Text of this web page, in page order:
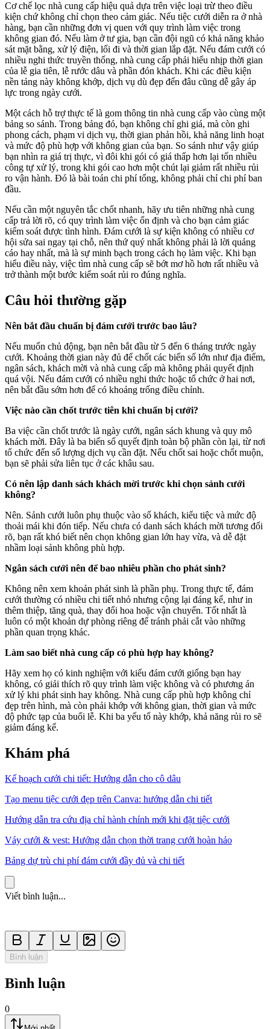
Cơ chế lọc nhà cung cấp hiệu quả dựa trên việc loại trừ theo điều
kiện chứ không chỉ chọn theo cảm giác. Nếu tiệc cưới diễn ra ở nhà
hàng, bạn cần những đơn vị quen với quy trình làm việc trong
không gian đó. Nếu làm ở tư gia, bạn cần đội ngũ có khả năng khảo
sát mặt bằng, xử lý điện, lối đi và thời gian lắp đặt. Nếu đám cưới có
nhiều nghi thức truyền thống, nhà cung cấp phải hiểu nhịp thời gian
của lễ gia tiên, lễ rước dâu và phần đón khách. Khi các điều kiện
nền tảng này không khớp, dịch vụ dù đẹp đến đâu cũng dễ gây áp
lực trong ngày cưới.
Một cách hỗ trợ thực tế là gom thông tin nhà cung cấp vào cùng một
bảng so sánh. Trong bảng đó, bạn không chỉ ghi giá, mà còn ghi
phong cách, phạm vi dịch vụ, thời gian phản hồi, khả năng linh hoạt
và mức độ phù hợp với không gian của bạn. So sánh như vậy giúp
bạn nhìn ra giá trị thực, vì đôi khi gói có giá thấp hơn lại tốn nhiều
công tự xử lý, trong khi gói cao hơn một chút lại giảm rất nhiều rủi
ro vận hành. Đó là bài toán chi phí tổng, không phải chỉ chi phí ban
đầu.
Nếu cần một nguyên tắc chốt nhanh, hãy ưu tiên những nhà cung
cấp trả lời rõ, có quy trình làm việc ổn định và cho bạn cảm giác
kiểm soát được tình hình. Đám cưới là sự kiện không có nhiều cơ
hội sửa sai ngay tại chỗ, nên thứ quý nhất không phải là lời quảng
cáo hay nhất, mà là sự minh bạch trong cách họ làm việc. Khi bạn
hiểu điều này, việc tìm nhà cung cấp sẽ bớt mơ hồ hơn rất nhiều và
trở thành một bước kiểm soát rủi ro đúng nghĩa.
Câu hỏi thường gặp
Nên bắt đầu chuẩn bị đám cưới trước bao lâu?
Nếu muốn chủ động, bạn nên bắt đầu từ 5 đến 6 tháng trước ngày
cưới. Khoảng thời gian này đủ để chốt các biến số lớn như địa điểm,
ngân sách, khách mời và nhà cung cấp mà không phải quyết định
quá vội. Nếu đám cưới có nhiều nghi thức hoặc tổ chức ở hai nơi,
nên bắt đầu sớm hơn để có khoảng trống điều chỉnh.
Việc nào cần chốt trước tiên khi chuẩn bị cưới?
Ba việc cần chốt trước là ngày cưới, ngân sách khung và quy mô
khách mời. Đây là ba biến số quyết định toàn bộ phần còn lại, từ nơi
tổ chức đến số lượng dịch vụ cần đặt. Nếu chốt sai hoặc chốt muộn,
bạn sẽ phải sửa liên tục ở các khâu sau.
Có nên lập danh sách khách mời trước khi chọn sảnh cưới
không?
Nên. Sảnh cưới luôn phụ thuộc vào số khách, kiểu tiệc và mức độ
thoải mái khi đón tiếp. Nếu chưa có danh sách khách mời tương đối
rõ, bạn rất khó biết nên chọn không gian lớn hay vừa, và dễ đặt
nhầm loại sảnh không phù hợp.
Ngân sách cưới nên để bao nhiêu phần cho phát sinh?
Không nên xem khoản phát sinh là phần phụ. Trong thực tế, đám
cưới thường có nhiều chi tiết nhỏ nhưng cộng lại đáng kể, như in
thêm thiệp, tăng quà, thay đổi hoa hoặc vận chuyển. Tốt nhất là
luôn có một khoản dự phòng riêng để tránh phải cắt vào những
phần quan trọng khác.
Làm sao biết nhà cung cấp có phù hợp hay không?
Hãy xem họ có kinh nghiệm với kiểu đám cưới giống bạn hay
không, có giải thích rõ quy trình làm việc không và có phương án
xử lý khi phát sinh hay không. Nhà cung cấp phù hợp không chỉ
đẹp trên hình, mà còn phải khớp với không gian, thời gian và mức
độ phức tạp của buổi lễ. Khi ba yếu tố này khớp, khả năng rủi ro sẽ
giảm đáng kể.
Khám phá
Kế hoạch cưới chi tiết: Hướng dẫn cho cô dâu
Tạo menu tiệc cưới đẹp trên Canva: hướng dẫn chi tiết
Hướng dẫn tra cứu địa chỉ hành chính mới khi đặt tiệc cưới
Váy cưới & vest: Hướng dẫn chọn thời trang cưới hoàn hảo
Bảng dự trù chi phí đám cưới đầy đủ và chi tiết
Viết bình luận...
Bình luận
Bình luận
0